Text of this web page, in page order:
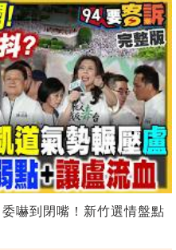
嚇到閉嘴！新竹選情盤點